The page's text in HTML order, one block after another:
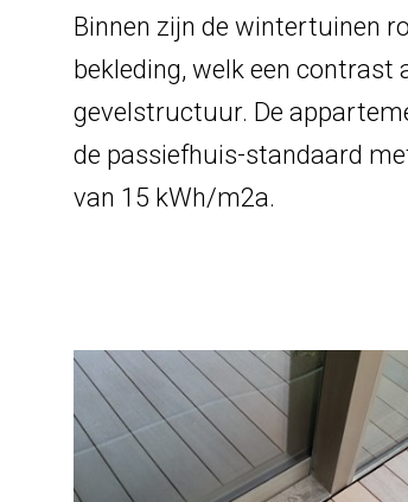
Binnen zijn de wintertuinen
bekleding, welk een contrast
gevelstructuur. De
de passiefhuis-standaard
van 15 kWh/m2a.